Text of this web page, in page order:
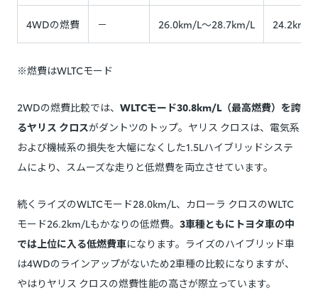
4WDの燃費 － 26.0km/L～28.7km/L 24.2km/L
※燃費はWLTCモード
2WDの燃費比較では、 WLTCモード30.8km/L（最高燃費）を誇
るヤリス クロスがダントツのトップ。ヤリス クロスは、電気系
および機械系の損失を大幅になくした1.5Lハイブリッドシステ
ムにより、スムーズな走りと低燃費を両立させています。
続くライズのWLTCモード28.0km/L、カローラ クロスのWLTC
モード26.2km/Lもかなりの低燃費。 3車種ともにトヨタ車の中
では上位に入る低燃費車になります。ライズのハイブリッド車
は4WDのラインアップがないため2車種の比較になりますが、
やはりヤリス クロスの燃費性能の高さが際立っています。